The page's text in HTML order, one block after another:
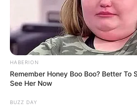
HABERION
Remember Honey Boo Boo? Better To
See Her Now
BUZZ DAY